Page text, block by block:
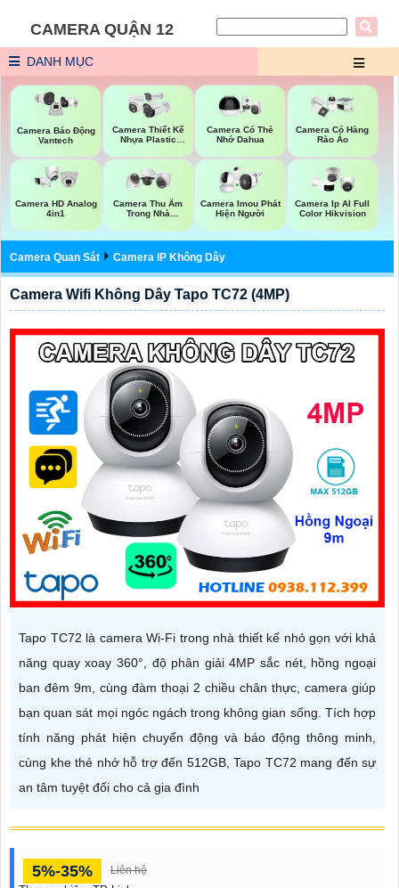
CAMERA QUẬN 12
DANH MỤC
Camera Báo Động
Vantech
Camera Thiết Kế
Nhựa Plastic
Camera Có Thẻ
Nhớ Dahua
Camera Có Hàng
Rào Ảo
Camera HD Analog
4in1
Camera Thu Âm
Trong Nhà
Camera Imou Phát
Hiện Người
Camera Ip AI Full
Color Hikvision
Camera Quan Sát Camera IP Không Dây
Camera Wifi Không Dây Tapo TC72 (4MP)
Tapo TC72 là camera Wi-Fi trong nhà thiết kế nhỏ gọn với khả
năng quay xoay 360°, độ phân giải 4MP sắc nét, hồng ngoại
ban đêm 9m, cùng đàm thoại 2 chiều chân thực, camera giúp
bạn quan sát mọi ngóc ngách trong không gian sống. Tích hợp
tính năng phát hiện chuyển động và báo động thông minh,
cùng khe thẻ nhớ hỗ trợ đến 512GB, Tapo TC72 mang đến sự
an tâm tuyệt đối cho cả gia đình
5%-35% Liên hệ